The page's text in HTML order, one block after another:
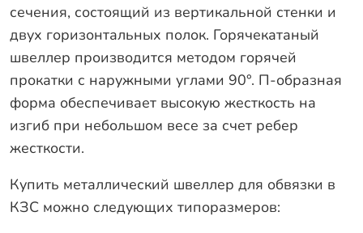
сечения, состоящий из вертикальной стенки и
двух горизонтальных полок. Горячекатаный
швеллер производится методом горячей
прокатки с наружными углами 90°. П-образная
форма обеспечивает высокую жесткость на
изгиб при небольшом весе за счет ребер
жесткости.
Купить металлический швеллер для обвязки в
КЗС можно следующих типоразмеров: